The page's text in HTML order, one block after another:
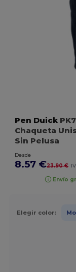
Pen Duick
Chaqueta
Sin Pelusa
Desde
8.57 €23.90 €
Envío
Elegir color: